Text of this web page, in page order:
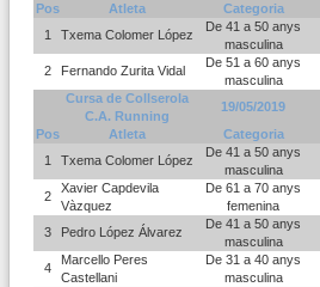
Pos
Atleta Categoria
1
Txema Colomer López
De 41 a 50 anys
masculina
2 Fernando Zurita Vidal
De 51 a 60 anys
masculina
Cursa de Collserola
C.A. Running
19/05/2019
Pos
Atleta Categoria
1
Txema Colomer López
De 41 a 50 anys
masculina
2
Xavier Capdevila
Vàzquez
De 61 a 70 anys
femenina
3 Pedro López Álvarez
De 41 a 50 anys
masculina
4
Marcello Peres
Castellani
De 31 a 40 anys
masculina